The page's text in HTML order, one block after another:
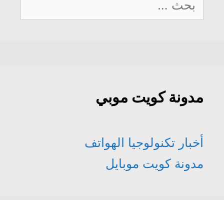
عن:
مدونة كويت موبي
أخبار تكنولوجيا الهواتف
مدونة كويت موبايل